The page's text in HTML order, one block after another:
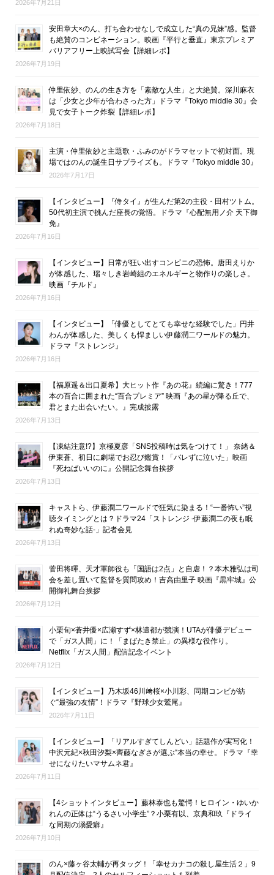
2026年7月21日
安田章大×のん、打ち合わせなしで成立した“真の兄妹”感。監督
も絶賛のコンビネーション。映画『平行と垂直』東京プレミア
バリアフリー上映試写会【詳細レポ】
2026年7月19日
仲里依紗、のんの生き方を「素敵な人生」と大絶賛。深川麻衣
は「少女と少年が合わさった方」ドラマ『Tokyo middle 30』会
見で女子トーク炸裂【詳細レポ】
2026年7月18日
主演・仲里依紗と主題歌・ふみのがドラマセットで初対面。現
場ではのんの誕生日サプライズも。ドラマ『Tokyo middle 30』
2026年7月17日
【インタビュー】『侍タイ』が生んだ第2の主役・田村ツトム。
50代初主演で挑んだ座長の覚悟。ドラマ『心配無用ノ介 天下御
免』
2026年7月16日
【インタビュー】日常が狂い出すコンビニの恐怖。唐田えりか
が体感した、瑞々しき岩崎組のエネルギーと物作りの楽しさ。
映画『チルド』
2026年7月16日
【インタビュー】「俳優としてとても幸せな経験でした」円井
わんが体感した、美しくも悍ましい伊藤潤二ワールドの魅力。
ドラマ『ストレンジ』
2026年7月16日
【福原遥＆出口夏希】大ヒット作『あの花』続編に驚き！777
本の百合に囲まれた“百合プレミア” 映画『あの星が降る丘で、
君とまた出会いたい。』完成披露
2026年7月13日
【凍結注意!?】京極夏彦「SNS投稿時は気をつけて！」 奈緒＆
伊東蒼、初日に劇場でお忍び鑑賞！「バレずに泣いた」映画
『死ねばいいのに』公開記念舞台挨拶
2026年7月13日
キャストら、伊藤潤二ワールドで狂気に染まる！“一番怖い”視
聴タイミングとは？ドラマ24「ストレンジ -伊藤潤二の夜も眠
れぬ奇妙な話-」記者会見
2026年7月13日
菅田将暉、天才軍師役も「国語は2点」と自虐！？本木雅弘は司
会を差し置いて監督を質問攻め！吉高由里子 映画『黒牢城』公
開御礼舞台挨拶
2026年7月12日
小栗旬×蒼井優×広瀬すず×林遣都が競演！UTAが俳優デビュー
で「ガス人間」に！「まばたき禁止」の異様な役作り。
Netflix「ガス人間」配信記念イベント
2026年7月12日
【インタビュー】乃木坂46川﨑桜×小川彩、同期コンビが紡
ぐ“最強の友情”！ドラマ『野球少女鷲尾』
2026年7月11日
【インタビュー】「リアルすぎてしんどい」話題作が実写化！
中沢元紀×秋田汐梨×齊藤なぎさが選ぶ“本当の幸せ。ドラマ『幸
せになりたいマサムネ君』
2026年7月11日
【4ショットインタビュー】藤林泰也も驚愕！ヒロイン・ゆいか
れんの正体は“うるさい小学生”？小栗有以、京典和玖『ドライ
な同期の溺愛癖』
2026年7月10日
のん×藤ヶ谷太輔が再タッグ！「幸せカナコの殺し屋生活２」9